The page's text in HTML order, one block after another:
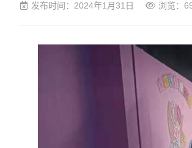
发布时间：2024年1月31日 浏览：